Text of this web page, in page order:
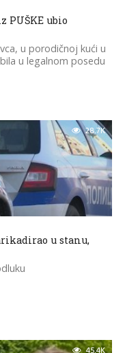
PUŠKE ubio
u porodičnoj kući u
u legalnom posedu
28.7K
u stanu,
45.4K